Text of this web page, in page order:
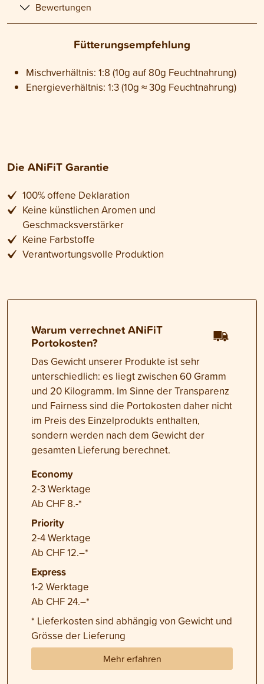
Bewertungen
Fütterungsempfehlung
Mischverhältnis: 1:8 (10g auf 80g Feuchtnahrung)
Energieverhältnis: 1:3 (10g ≈ 30g Feuchtnahrung)
Die ANiFiT Garantie
100% offene Deklaration
Keine künstlichen Aromen und
Geschmacksverstärker
Keine Farbstoffe
Verantwortungsvolle Produktion
Warum verrechnet ANiFiT
Portokosten?
Das Gewicht unserer Produkte ist sehr
unterschiedlich: es liegt zwischen 60 Gramm
und 20 Kilogramm. Im Sinne der Transparenz
und Fairness sind die Portokosten daher nicht
im Preis des Einzelprodukts enthalten,
sondern werden nach dem Gewicht der
gesamten Lieferung berechnet.
Economy
2-3 Werktage
Ab CHF 8.-*
Priority
2-4 Werktage
Ab CHF 12.–*
Express
1-2 Werktage
Ab CHF 24.–*
* Lieferkosten sind abhängig von Gewicht und
Grösse der Lieferung
Mehr erfahren